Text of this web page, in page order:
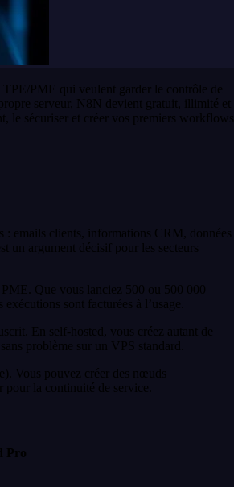
PME qui veulent garder le contrôle de
serveur, N8N devient gratuit, illimité et
le sécuriser et créer vos premiers workflows
: emails clients, informations CRM, données
un argument décisif pour les secteurs
Que vous lanciez 500 ou 500 000
sont facturées à l’usage.
En self-hosted, vous créez autant de
problème sur un VPS standard.
Vous pouvez créer des nœuds
pour la continuité de service.
Pro